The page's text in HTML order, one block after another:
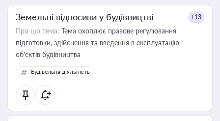
Земельні відносини у будівництві +13
Про що тема: Тема охоплює правове регулювання
підготовки, здійснення та введення в експлуатацію
об’єктів будівництва
Будівельна діяльність